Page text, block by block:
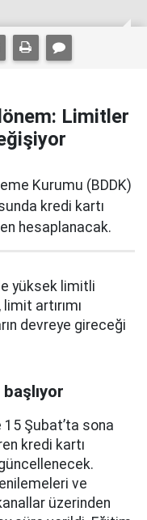
Limitler
Kurumu (BDDK)
kredi kartı
hesaplanacak.
yüksek limitli
artırımı
devreye gireceği
15 Şubat’ta sona
kredi kartı
ve
üzerinden